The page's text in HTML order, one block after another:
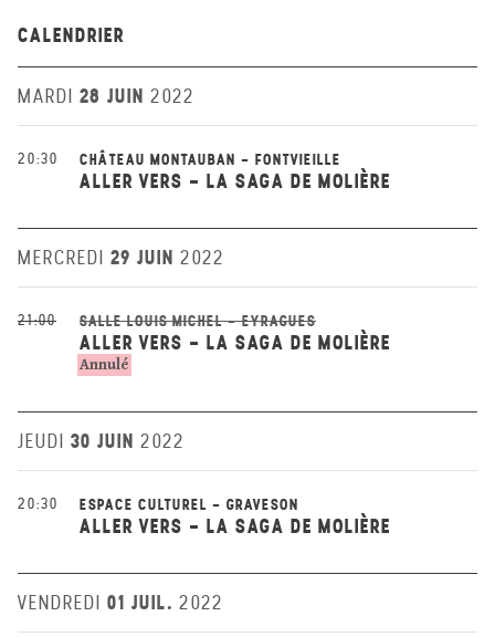
CALENDRIER
MARDI 28 JUIN 2022
20:30 CHÂTEAU MONTAUBAN - FONTVIEILLE
ALLER VERS - LA SAGA DE MOLIÈRE
MERCREDI 29 JUIN 2022
21:00 SALLE LOUIS MICHEL - EYRAGUES
ALLER VERS - LA SAGA DE MOLIÈRE
Annulé
JEUDI 30 JUIN 2022
20:30 ESPACE CULTUREL - GRAVESON
ALLER VERS - LA SAGA DE MOLIÈRE
VENDREDI 01 JUIL. 2022